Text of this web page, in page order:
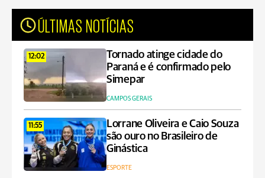
ÚLTIMAS NOTÍCIAS
12:02
Tornado atinge cidade do
Paraná e é confirmado pelo
Simepar
CAMPOS GERAIS
11:55
Lorrane Oliveira e Caio Souza
são ouro no Brasileiro de
Ginástica
ESPORTE